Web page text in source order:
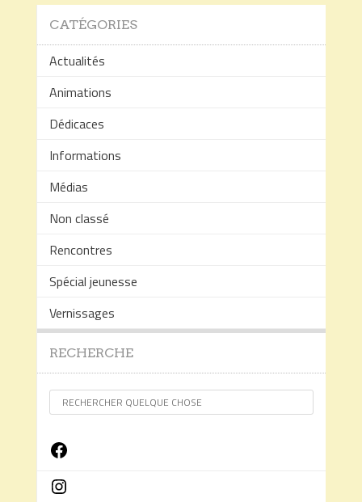
CATÉGORIES
Actualités
Animations
Dédicaces
Informations
Médias
Non classé
Rencontres
Spécial jeunesse
Vernissages
RECHERCHE